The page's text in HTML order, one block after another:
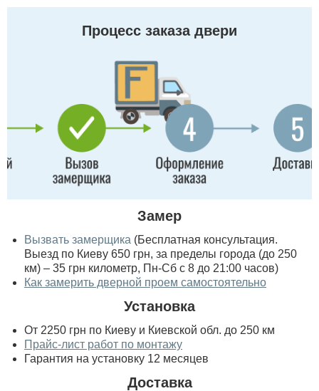
Процесс заказа двери
Замер
Вызвать замерщика (Бесплатная консультация.
Выезд по Киеву 650 грн, за пределы города (до 250
км) – 35 грн километр, Пн-Сб с 8 до 21:00 часов)
Как замерить дверной проем самостоятельно
Установка
От 2250 грн по Киеву и Киевской обл. до 250 км
Прайс-лист работ по монтажу
Гарантия на установку 12 месяцев
Доставка